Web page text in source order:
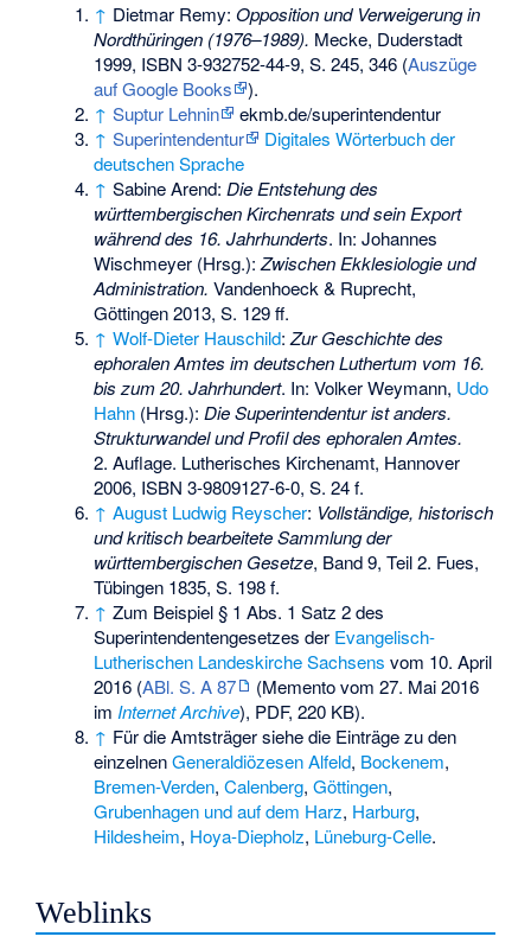
↑ Dietmar Remy:Opposition und Verweigerung in
Nordthüringen (1976–1989). Mecke, Duderstadt
1999, ISBN 3-932752-44-9, S. 245, 346 (Auszüge
auf Google Books
).
↑ Suptur Lehnin
ekmb.de/superintendentur
↑ Superintendentur
Digitales Wörterbuch der
deutschen Sprache
↑ Sabine Arend:Die Entstehung des
württembergischen Kirchenrats und sein Export
während des 16. Jahrhunderts. In: Johannes
Wischmeyer (Hrsg.):Zwischen Ekklesiologie und
Administration. Vandenhoeck & Ruprecht,
Göttingen 2013, S. 129 ff.
↑ Wolf-Dieter Hauschild:Zur Geschichte des
ephoralen Amtes im deutschen Luthertum vom 16.
bis zum 20. Jahrhundert. In: Volker Weymann, Udo
Hahn (Hrsg.):Die Superintendentur ist anders.
Strukturwandel und Profil des ephoralen Amtes.
2. Auflage. Lutherisches Kirchenamt, Hannover
2006, ISBN 3-9809127-6-0, S. 24 f.
↑ August Ludwig Reyscher: Vollständige, historisch
und kritisch bearbeitete Sammlung der
württembergischen Gesetze, Band 9, Teil 2. Fues,
Tübingen 1835, S. 198 f.
↑ Zum Beispiel § 1 Abs. 1 Satz 2 des
Superintendentengesetzes der Evangelisch-
Lutherischen Landeskirche Sachsens vom 10. April
2016 (ABl. S. A 87 (Mementovom 27. Mai 2016
imInternet Archive), PDF, 220 KB).
↑ Für die Amtsträger siehe die Einträge zu den
einzelnenGeneraldiözesen Alfeld, Bockenem,
Bremen-Verden,Calenberg,Göttingen,
Grubenhagen und auf dem Harz, Harburg,
Hildesheim, Hoya-Diepholz, Lüneburg-Celle.
Weblinks